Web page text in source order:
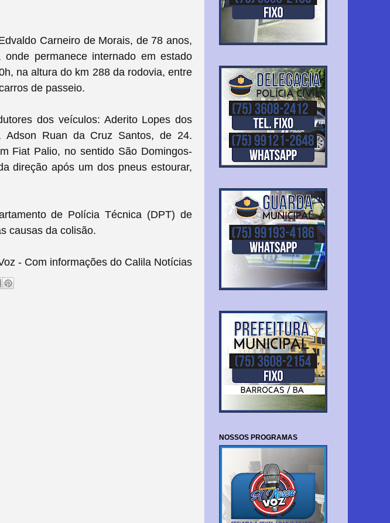
Carneiro de Morais, de 78 anos,
permanece internado em estado
na altura do km 288 da rodovia, entre
de passeio.
dos veículos: Aderito Lopes dos
Ruan da Cruz Santos, de 24.
Fiat Palio, no sentido São Domingos-
direção após um dos pneus estourar,
de Polícia Técnica (DPT) de
causas da colisão.
- Com informações do Calila Notícias
NOSSOS PROGRAMAS